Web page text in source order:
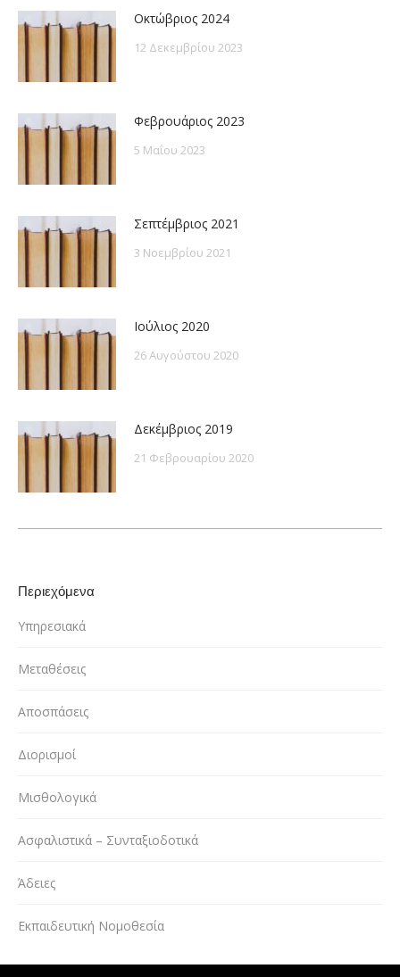
Οκτώβριος 2024
12 Δεκεμβρίου 2023
Φεβρουάριος 2023
5 Μαΐου 2023
Σεπτέμβριος 2021
3 Νοεμβρίου 2021
Ιούλιος 2020
26 Αυγούστου 2020
Δεκέμβριος 2019
21 Φεβρουαρίου 2020
Περιεχόμενα
Υπηρεσιακά
Μεταθέσεις
Αποσπάσεις
Διορισμοί
Μισθολογικά
Ασφαλιστικά – Συνταξιοδοτικά
Άδειες
Εκπαιδευτική Νομοθεσία